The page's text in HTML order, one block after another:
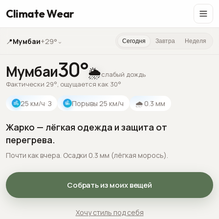
Climate Wear
📍Мумбаи+29° ⌄ Сегодня Завтра Неделя
Мумбаи30°🌦️слабый дождь
Фактически 29°, ощущается как 30°
25 км/ч· З Порывы 25 км/ч 🌧 0.3 мм
Жарко — лёгкая одежда и защита от
перегрева.
Почти как вчера. Осадки 0.3 мм (лёгкая морось).
Собрать из моих вещей
Хочу стиль под себя